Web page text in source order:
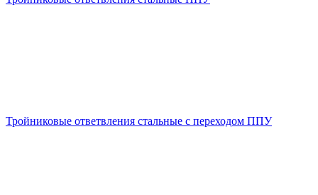
Тройниковые ответвления стальные с переходом ППУ